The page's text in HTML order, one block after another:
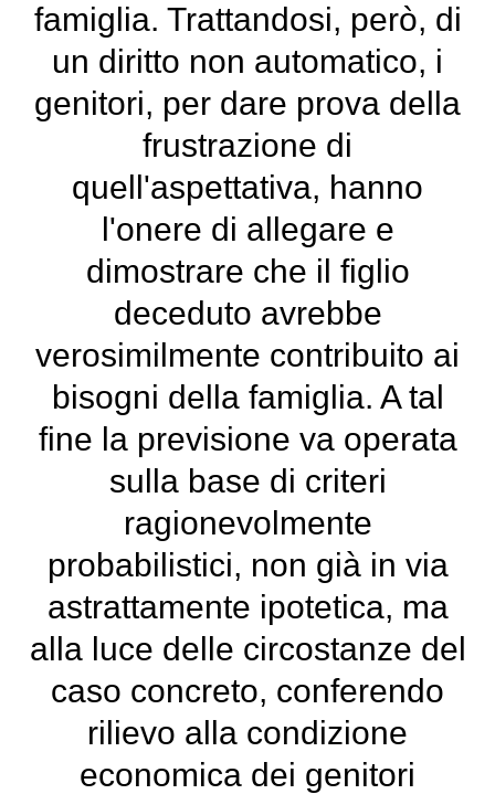
famiglia. Trattandosi, però, di
un diritto non automatico, i
genitori, per dare prova della
frustrazione di
quell'aspettativa, hanno
l'onere di allegare e
dimostrare che il figlio
deceduto avrebbe
verosimilmente contribuito ai
bisogni della famiglia. A tal
fine la previsione va operata
sulla base di criteri
ragionevolmente
probabilistici, non già in via
astrattamente ipotetica, ma
alla luce delle circostanze del
caso concreto, conferendo
rilievo alla condizione
economica dei genitori